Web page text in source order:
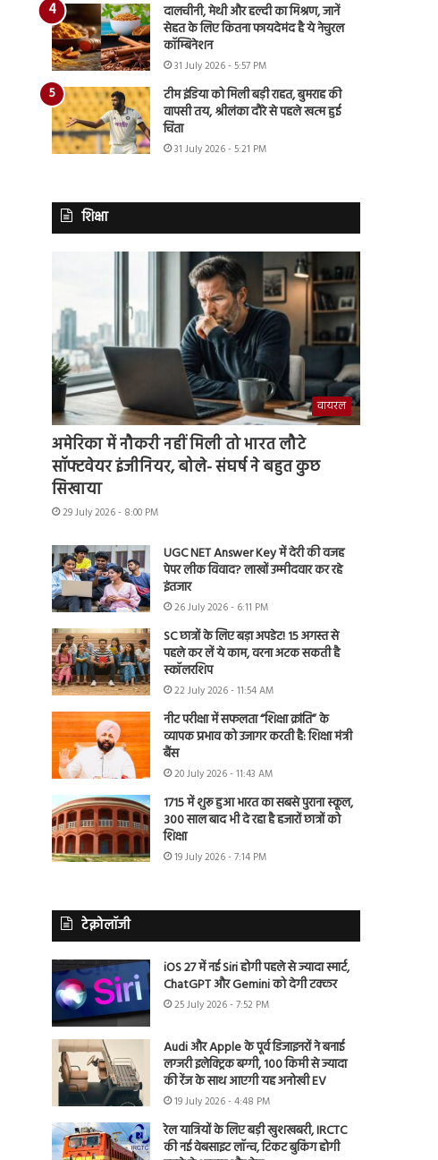
दालचीनी, मेथी और हल्दी का मिश्रण, जानें
सेहत के लिए कितना फायदेमंद है ये नेचुरल
कॉम्बिनेशन
31 July 2026 - 5:57 PM
टीम इंडिया को मिली बड़ी राहत, बुमराह की
वापसी तय, श्रीलंका दौरे से पहले खत्म हुई
चिंता
31 July 2026 - 5:21 PM
शिक्षा
वायरल
अमेरिका में नौकरी नहीं मिली तो भारत लौटे
सॉफ्टवेयर इंजीनियर, बोले- संघर्ष ने बहुत कुछ
सिखाया
29 July 2026 - 8:00 PM
UGC NET Answer Key में देरी की वजह
पेपर लीक विवाद? लाखों उम्मीदवार कर रहे
इंतजार
26 July 2026 - 6:11 PM
SC छात्रों के लिए बड़ा अपडेट! 15 अगस्त से
पहले कर लें ये काम, वरना अटक सकती है
स्कॉलरशिप
22 July 2026 - 11:54 AM
नीट परीक्षा में सफलता “शिक्षा क्रांति” के
व्यापक प्रभाव को उजागर करती है: शिक्षा मंत्री
बैंस
20 July 2026 - 11:43 AM
1715 में शुरू हुआ भारत का सबसे पुराना स्कूल,
300 साल बाद भी दे रहा है हजारों छात्रों को
शिक्षा
19 July 2026 - 7:14 PM
टेक्नोलॉजी
iOS 27 में नई Siri होगी पहले से ज्यादा स्मार्ट,
ChatGPT और Gemini को देगी टक्कर
25 July 2026 - 7:52 PM
Audi और Apple के पूर्व डिजाइनरों ने बनाई
लग्जरी इलेक्ट्रिक बग्गी, 100 किमी से ज्यादा
की रेंज के साथ आएगी यह अनोखी EV
19 July 2026 - 4:48 PM
रेल यात्रियों के लिए बड़ी खुशखबरी, IRCTC
की नई वेबसाइट लॉन्च, टिकट बुकिंग होगी